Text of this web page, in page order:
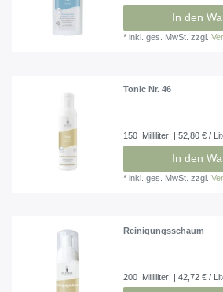
In den
*inkl. ges. MwSt. zzgl.
Tonic Nr. 46
150 Milliliter | 52,80 € /
In den
*inkl. ges. MwSt. zzgl.
Reinigungsschaum
200 Milliliter | 42,72 € /